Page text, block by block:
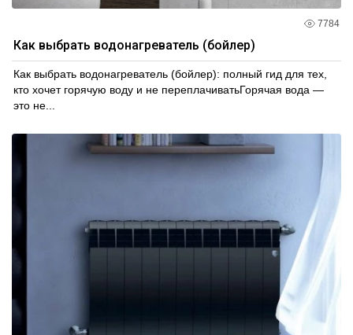
7784
Как выбрать водонагреватель (бойлер)
Как выбрать водонагреватель (бойлер): полный гид для тех,
кто хочет горячую воду и не переплачиватьГорячая вода —
это не...